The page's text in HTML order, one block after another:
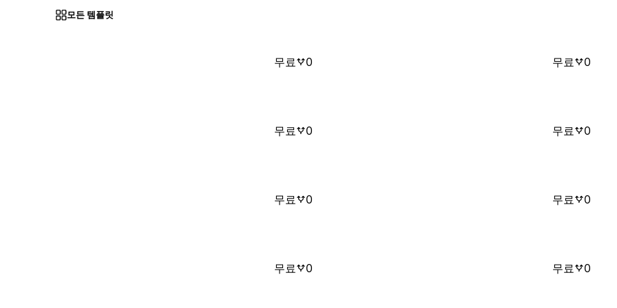
모든 템플릿
무료 0 무료 0
무료 0 무료 0
무료 0 무료 0
무료 0 무료 0